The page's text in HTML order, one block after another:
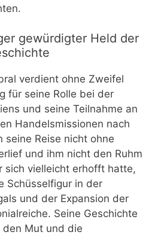
gewürdigter Held der
verdient ohne Zweifel
für seine Rolle bei der
und seine Teilnahme an
Handelsmissionen nach
seine Reise nicht ohne
und ihm nicht den Ruhm
sich vielleicht erhofft hatte,
Schüsselfigur in der
und der Expansion der
Seine Geschichte
Mut und die